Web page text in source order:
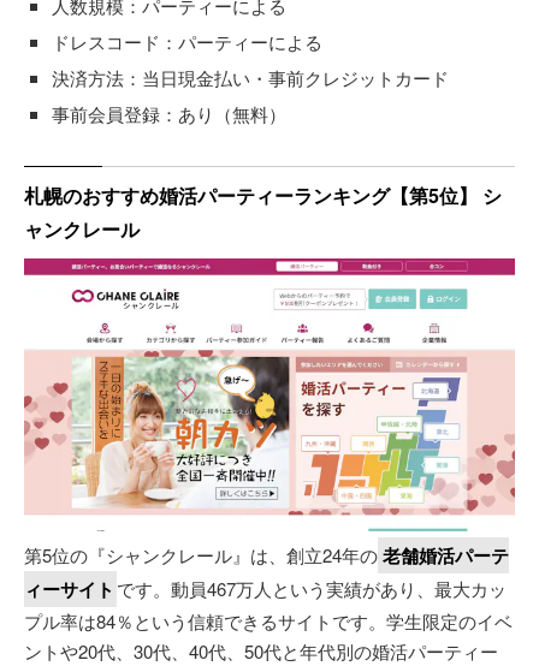
ドレスコード：パーティーによる
決済方法：当日現金払い・事前クレジットカード
事前会員登録：あり（無料）
札幌のおすすめ婚活パーティーランキング【第5位】 シ
ャンクレール
第5位の『シャンクレール』は、創立24年の老舗婚活パーテ
ィーサイト です。動員467万人という実績があり、最大カッ
プル率は84％という信頼できるサイトです。学生限定のイベ
ントや20代、30代、40代、50代と年代別の婚活パーティー